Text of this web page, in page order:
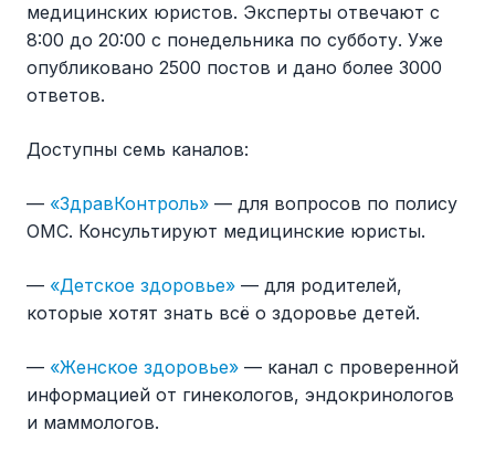
медицинских юристов. Эксперты отвечают с
8:00 до 20:00 с понедельника по субботу. Уже
опубликовано 2500 постов и дано более 3000
ответов.
Доступны семь каналов:
— «ЗдравКонтроль» — для вопросов по полису
ОМС. Консультируют медицинские юристы.
— «Детское здоровье» — для родителей,
которые хотят знать всё о здоровье детей.
— «Женское здоровье» — канал с проверенной
информацией от гинекологов, эндокринологов
и маммологов.